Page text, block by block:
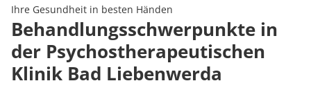
Ihre Gesundheit in besten Händen
Behandlungsschwerpunkte in
der Psychostherapeutischen
Klinik Bad Liebenwerda